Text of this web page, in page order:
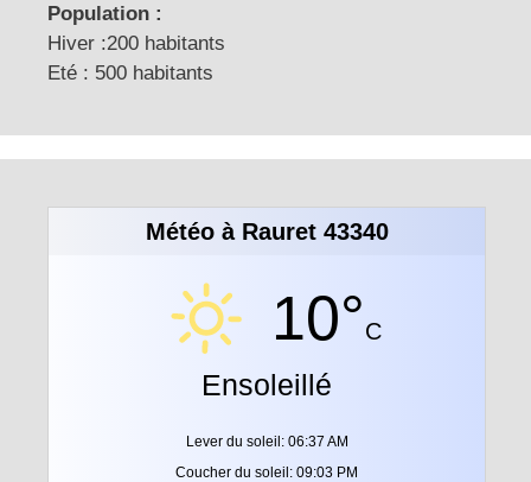
Population :
Hiver :200 habitants
Eté : 500 habitants
Météo à Rauret 43340
10°C
Ensoleillé
Lever du soleil: 06:37 AM
Coucher du soleil: 09:03 PM